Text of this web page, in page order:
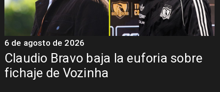
Claudio Bravo baja la euforia sobre
fichaje de Vozinha
6 de agosto de 2026